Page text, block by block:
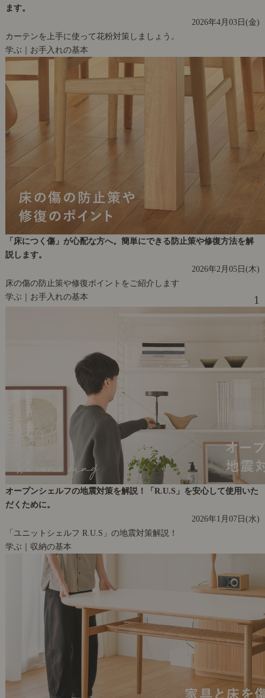
ます。
2026年4月03日(金)
カーテンを上手に使って花粉対策しましょう。
学ぶ｜お手入れの基本
「床につく傷」が心配な方へ。簡単にできる防止策や修復方法を解
説します。
2026年2月05日(木)
床の傷の防止策や修復ポイントをご紹介します
学ぶ｜お手入れの基本
1
オープンシェルフの地震対策を解説！「R.U.S」を安心して使用いた
だくために。
2026年1月07日(水)
「ユニットシェルフ R.U.S」の地震対策解説！
学ぶ｜収納の基本